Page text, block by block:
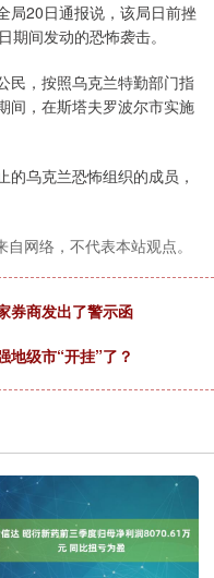
局20日通报说，该局日前挫
间发动的恐怖袭击。
民，按照乌克兰特勤部门指
间，在斯塔夫罗波尔市实施
乌克兰恐怖组织的成员，
网络，不代表本站观点。
券商发出了警示函
地级市“开挂”了？